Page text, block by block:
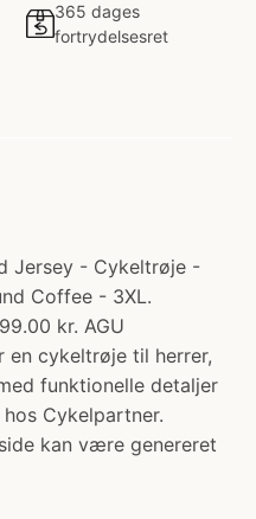
365 dages
fortrydelsesret
Jersey - Cykeltrøje -
Coffee - 3XL.
kr. AGU
en cykeltrøje til herrer,
funktionelle detaljer
Cykelpartner.
kan være genereret